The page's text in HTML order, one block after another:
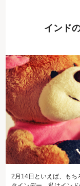
インド
2月14日といえば、もち